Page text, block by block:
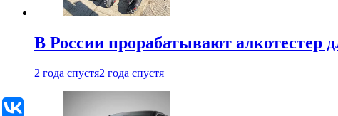
В России прорабатывают алкотестер
2 года спустя2 года спустя